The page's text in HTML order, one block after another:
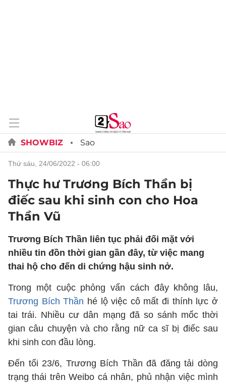
SHOWBIZ Sao
thứ sáu, 24/06/2022 - 06:00
Thực hư Trương Bích Thần bị
điếc sau khi sinh con cho Hoa
Thần Vũ
Trương Bích Thần liên tục phải đối mặt với
nhiều tin đồn thời gian gần đây, từ việc mang
thai hộ cho đến di chứng hậu sinh nở.
Trong một cuộc phỏng vấn cách đây không lâu,
Trương Bích Thần hé lộ việc cô mất đi thính lực ở
tai trái. Nhiều cư dân mạng đã so sánh mốc thời
gian câu chuyện và cho rằng nữ ca sĩ bị điếc sau
khi sinh con đầu lòng.
Đến tối 23/6, Trương Bích Thần đã đăng tải dòng
trạng thái trên Weibo cá nhân, phủ nhận việc mình